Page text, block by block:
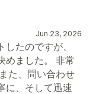
Jun 23, 2026
たのですが、
めました。 非常
た、問い合わせ
に、そして迅速